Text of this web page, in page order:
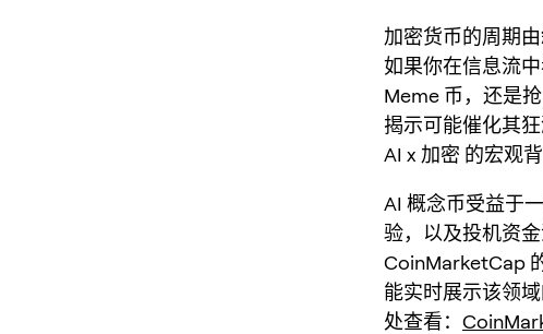
加密货币的周期
如果你在信息流
Meme 币，还是
揭示可能催化其
AI x 加密 的宏观
AI 概念币受益于
验，以及投机资
CoinMarketCap
能实时展示该领
处查看：